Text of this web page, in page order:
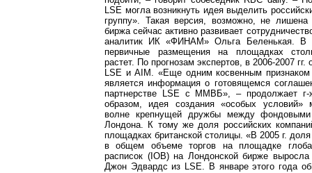
LSE могла возникнуть идея выделить
группу». Такая версия, возможно, не
биржа сейчас активно развивает
аналитик ИК «ФИНАМ» Ольга Беленькая. В
первичные размещения на площадках
растет. По прогнозам экспертов, в 2006-2007
LSE и AIM. «Еще одним косвенным признаком
является информация о готовящемся
партнерстве LSE с ММВБ», – продолжает г-
образом, идея создания «особых условий»
волне крепнущей дружбы между
Лондона. К тому же доля российских
площадках британской столицы. «В 2005 г.
в общем объеме торгов на площадке
расписок (IOB) на Лондонской бирже
Джон Эдвардс из LSE. В январе этого года